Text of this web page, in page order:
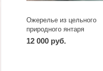
Ожерелье из цельного
природного янтаря
12 000 руб.